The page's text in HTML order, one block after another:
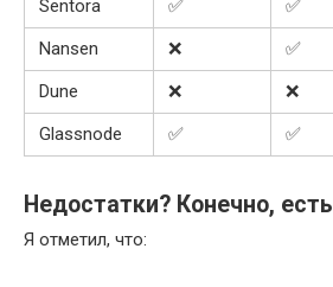
Sentora ✅ ✅
Nansen
❌ ✅
Dune
❌ ❌
Glassnode
✅ ✅
Недостатки? Конечно, есть
Я отметил, что: